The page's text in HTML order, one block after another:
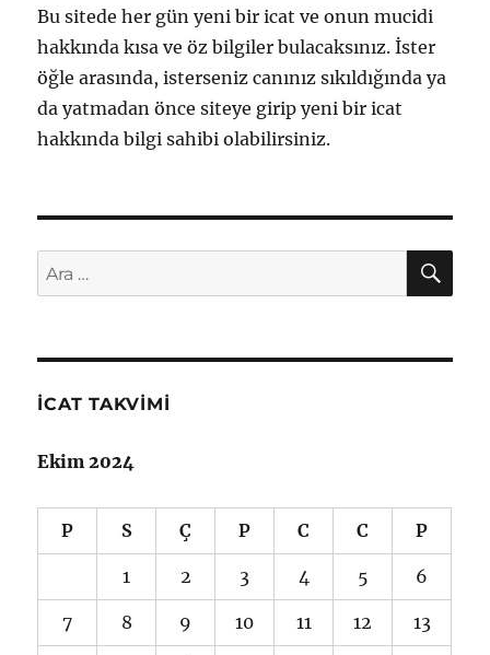
Bu sitede her gün yeni bir icat ve onun mucidi
hakkında kısa ve öz bilgiler bulacaksınız. İster
öğle arasında, isterseniz canınız sıkıldığında ya
da yatmadan önce siteye girip yeni bir icat
hakkında bilgi sahibi olabilirsiniz.
Ara:
İCAT TAKVIMI
Ekim 2024
P S Ç P C C P
1 2 3 4 5 6
7 8 9 10 11 12 13